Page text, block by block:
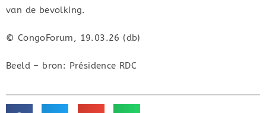
van de bevolking.
© CongoForum, 19.03.26 (db)
Beeld – bron: Présidence RDC